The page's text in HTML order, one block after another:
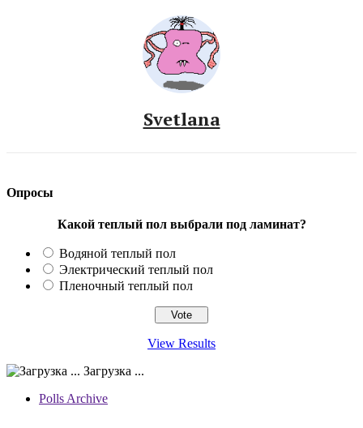
Svetlana
Опросы
Какой теплый пол выбрали под ламинат?
Водяной теплый пол
Электрический теплый пол
Пленочный теплый пол
View Results
Загрузка ...
Polls Archive